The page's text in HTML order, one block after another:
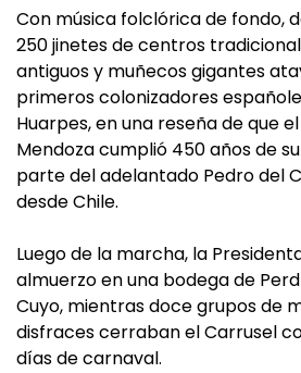
Con música folclórica de fondo,
250 jinetes de centros
antiguos y muñecos gigantes
primeros colonizadores
Huarpes, en una reseña de que
Mendoza cumplió 450 años de
parte del adelantado Pedro del
desde Chile.
Luego de la marcha, la
almuerzo en una bodega de
Cuyo, mientras doce grupos de
disfraces cerraban el Carrusel
días de carnaval.